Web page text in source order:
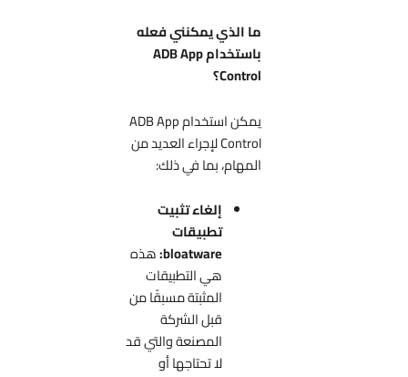
ما الذي يمكنني فعله
باستخدام ADB App
يمكن استخدام ADB App
Control لإجراء العديد من
المهام، بما في ذلك:
إلغاء تثبيت
تطبيقات
bloatware:هذه
هي التطبيقات
المثبتة مسبقًا من
قبل الشركة
المصنعة والتي قد
لا تحتاجها أو